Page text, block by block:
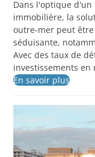
Dans l'optique d'un
immobilière, la
outre-mer peut
séduisante,
Avec des taux de
investissements
En savoir plus